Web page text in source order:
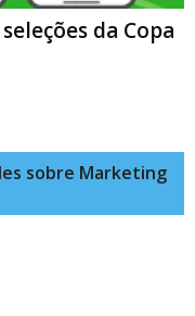
da Copa
sobre Marketing